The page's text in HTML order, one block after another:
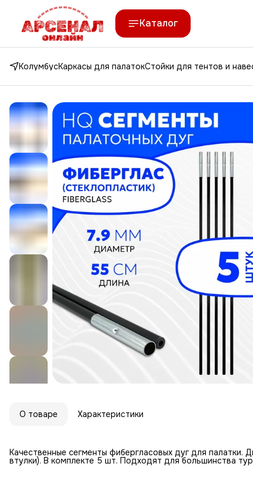
Каталог
КолумбусКаркасы для палатокСтойки для тентов и
О товаре Характеристики
Качественные сегменты фибергласовых дуг для
втулки). В комплекте 5 шт. Подходят для большинства